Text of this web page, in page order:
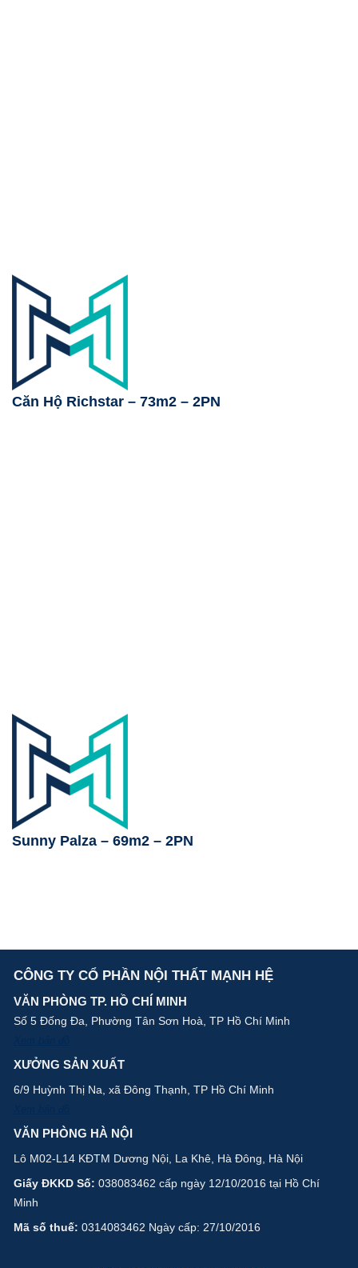
Căn Hộ Richstar – 73m2 – 2PN
Sunny Palza – 69m2 – 2PN
CÔNG TY CỔ PHẦN NỘI THẤT MẠNH HỆ
VĂN PHÒNG TP. HỒ CHÍ MINH
Số 5 Đống Đa, Phường Tân Sơn Hoà, TP Hồ Chí Minh
XƯỞNG SẢN XUẤT
6/9 Huỳnh Thị Na, xã Đông Thạnh, TP Hồ Chí Minh
VĂN PHÒNG HÀ NỘI
Lô M02-L14 KĐTM Dương Nội, La Khê, Hà Đông, Hà Nội
Giấy ĐKKD Số: 038083462 cấp ngày 12/10/2016 tại Hồ Chí
Minh
Mã số thuế: 0314083462 Ngày cấp: 27/10/2016